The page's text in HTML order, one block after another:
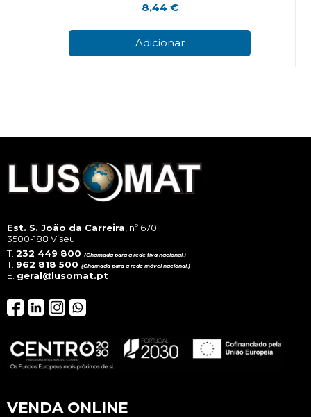
8,44 €
Adicionar
Est. S. João da Carreira , nº 670
3500-188 Viseu
T. 232 449 800 (Chamada para a rede fixa nacional.)
T. 962 818 500 (Chamada para a rede móvel nacional.)
E. geral@lusomat.pt
VENDA ONLINE